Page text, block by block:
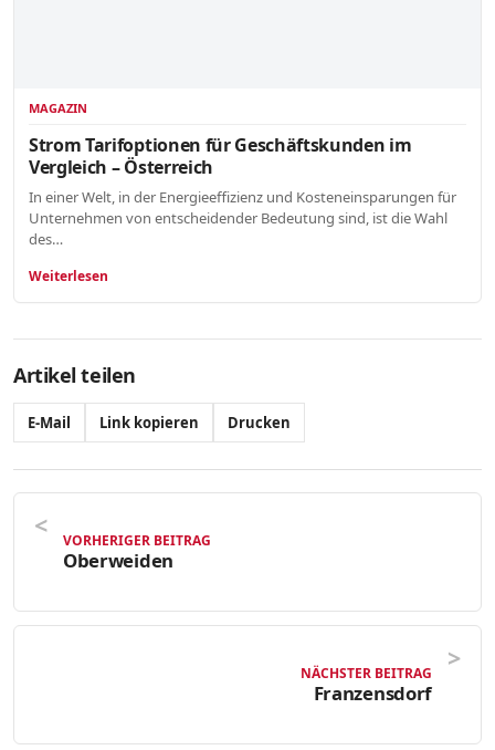
MAGAZIN
Strom Tarifoptionen für Geschäftskunden im
Vergleich – Österreich
In einer Welt, in der Energieeffizienz und Kosteneinsparungen für
Unternehmen von entscheidender Bedeutung sind, ist die Wahl
des…
Weiterlesen
Artikel teilen
E-Mail Link kopieren Drucken
VORHERIGER BEITRAG
Oberweiden
NÄCHSTER BEITRAG
Franzensdorf